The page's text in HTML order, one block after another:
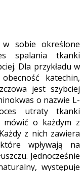
sobie określone
spalania tkanki
Dla przykładu w
katechin,
jest szybciej
o nazwie L-
utraty tkanki
mówić o każdym z
z nich zawiera
wpływają na
Jednocześnie
występuje